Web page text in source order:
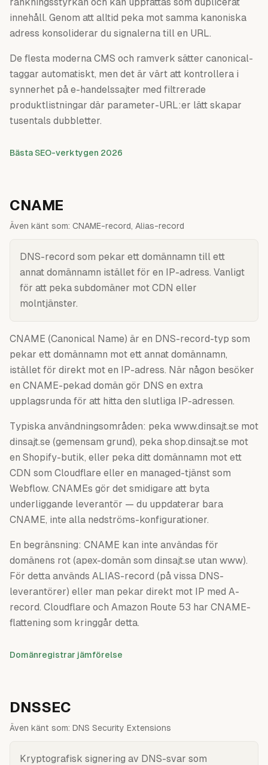
innehåll. Genom att alltid peka mot samma kanoniska
adress konsoliderar du signalerna till en URL.
De flesta moderna CMS och ramverk sätter canonical-
taggar automatiskt, men det är värt att kontrollera i
synnerhet på e-handelssajter med filtrerade
produktlistningar där parameter-URL:er lätt skapar
tusentals dubbletter.
Bästa SEO-verktygen 2026
CNAME
Även känt som: CNAME-record, Alias-record
DNS-record som pekar ett domännamn till ett
annat domännamn istället för en IP-adress. Vanligt
för att peka subdomäner mot CDN eller
molntjänster.
CNAME (Canonical Name) är en DNS-record-typ som
pekar ett domännamn mot ett annat domännamn,
istället för direkt mot en IP-adress. När någon besöker
en CNAME-pekad domän gör DNS en extra
upplagsrunda för att hitta den slutliga IP-adressen.
Typiska användningsområden: peka www.dinsajt.se mot
dinsajt.se (gemensam grund), peka shop.dinsajt.se mot
en Shopify-butik, eller peka ditt domännamn mot ett
CDN som Cloudflare eller en managed-tjänst som
Webflow. CNAMEs gör det smidigare att byta
underliggande leverantör — du uppdaterar bara
CNAME, inte alla nedströms-konfigurationer.
En begränsning: CNAME kan inte användas för
domänens rot (apex-domän som dinsajt.se utan www).
För detta används ALIAS-record (på vissa DNS-
leverantörer) eller man pekar direkt mot IP med A-
record. Cloudflare och Amazon Route 53 har CNAME-
flattening som kringgår detta.
Domänregistrar jämförelse
DNSSEC
Även känt som: DNS Security Extensions
Kryptografisk signering av DNS-svar som